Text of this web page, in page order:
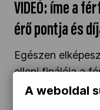
VIDEÓ: íme a
érő pontja és
Egészen
elleni fináléja a
az nevet, aki
A weboldal